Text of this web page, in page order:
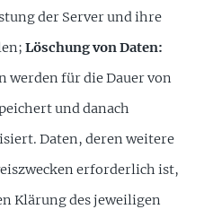
der Server und ihre
Löschung von Daten:
für die Dauer von
und danach
Daten, deren weitere
erforderlich ist,
Klärung des jeweiligen